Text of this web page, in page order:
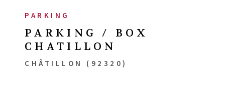
PARKING
PARKING / BOX
CHATILLON
CHÂTILLON (92320)